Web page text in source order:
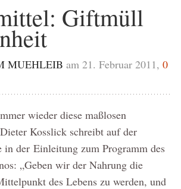
Giftmüll
MUEHLEIB am 21. Februar 2011, 0
wieder diese maßlosen
Kosslick schreibt auf der
in der Einleitung zum Programm des
„Geben wir der Nahrung die
des Lebens zu werden, und